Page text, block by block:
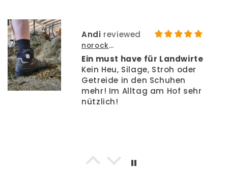
Andi
norocksocks
Ein must have für Landwirte
Kein Heu, Silage, Stroh oder
Getreide in den Schuhen
mehr! Im Alltag am Hof sehr
nützlich!
Charly H.